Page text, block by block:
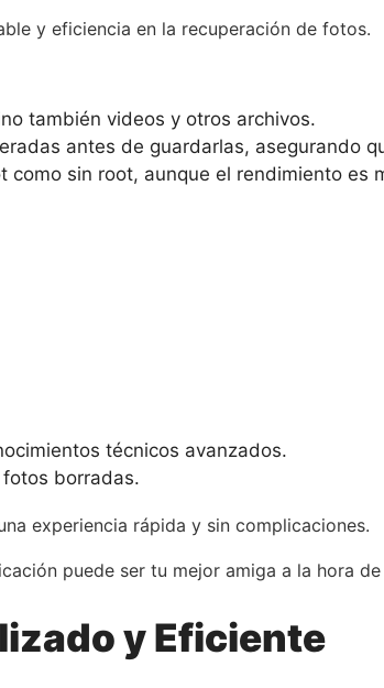
y eficiencia en la recuperación de fotos.
también videos y otros archivos.
antes de guardarlas, asegurando
como sin root, aunque el rendimiento es
técnicos avanzados.
borradas.
experiencia rápida y sin complicaciones.
puede ser tu mejor amiga a la hora
y Eficiente